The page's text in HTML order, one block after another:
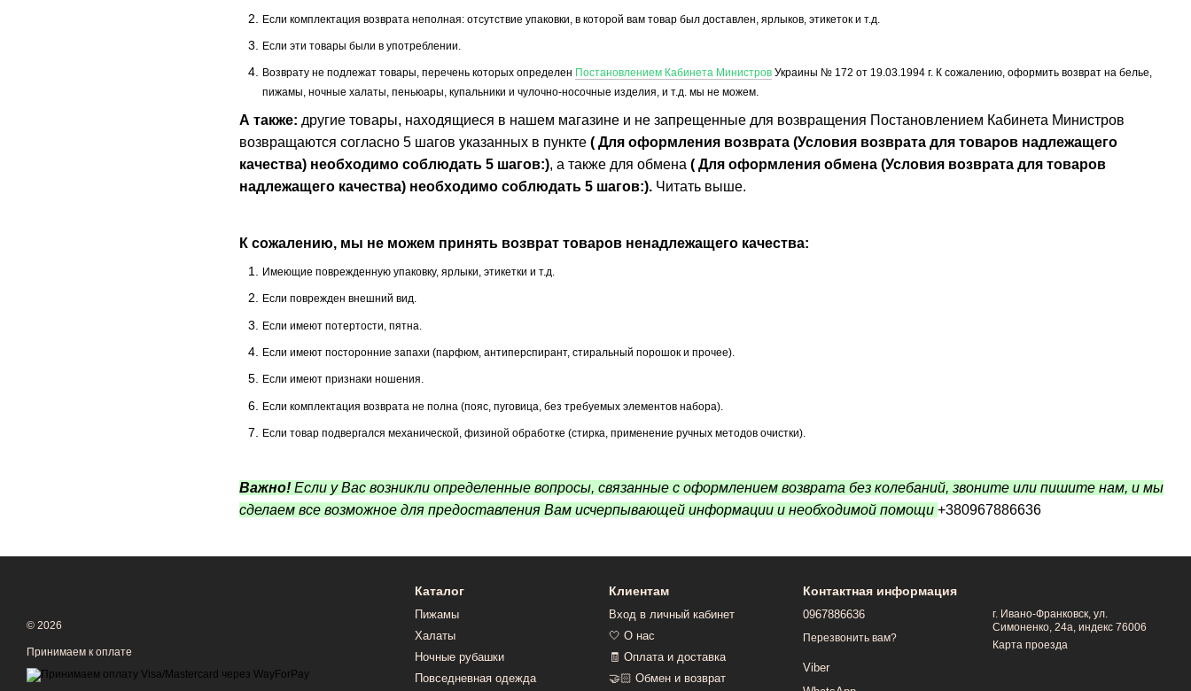
Если комплектация возврата неполная: отсутствие упаковки, в которой вам товар был доставлен, ярлыков, этикеток и т.д.
Если эти товары были в употреблении.
Возврату не подлежат товары, перечень которых определен Постановлением Кабинета Министров Украины № 172 от 19.03.1994 г. К сожалению, оформить возврат на белье,
пижамы, ночные халаты, пеньюары, купальники и чулочно-носочные изделия, и т.д. мы не можем.
А также: другие товары, находящиеся в нашем магазине и не запрещенные для возвращения Постановлением Кабинета Министров
возвращаются согласно 5 шагов указанных в пункте ( Для оформления возврата (Условия возврата для товаров надлежащего
качества) необходимо соблюдать 5 шагов:), а также для обмена ( Для оформления обмена (Условия возврата для товаров
надлежащего качества) необходимо соблюдать 5 шагов:). Читать выше.
К сожалению, мы не можем принять возврат товаров ненадлежащего качества:
Имеющие поврежденную упаковку, ярлыки, этикетки и т.д.
Если поврежден внешний вид.
Если имеют потертости, пятна.
Если имеют посторонние запахи (парфюм, антиперспирант, стиральный порошок и прочее).
Если имеют признаки ношения.
Если комплектация возврата не полна (пояс, пуговица, без требуемых элементов набора).
Если товар подвергался механической, физиной обработке (стирка, применение ручных методов очистки).
Важно! Если у Вас возникли определенные вопросы, связанные с оформлением возврата без колебаний, звоните или пишите нам, и мы
сделаем все возможное для предоставления Вам исчерпывающей информации и необходимой помощи +380967886636
© 2026
Принимаем к оплате
Каталог
Пижамы
Халаты
Ночные рубашки
Повседневная одежда
Клиентам
Вход в личный кабинет
🤍 О нас
🧾 Оплата и доставка
🤝🏻 Обмен и возврат
Контактная информация
0967886636
Перезвонить вам?
Viber
г. Ивано-Франковск, ул.
Симоненко, 24а, индекс 76006
Карта проезда